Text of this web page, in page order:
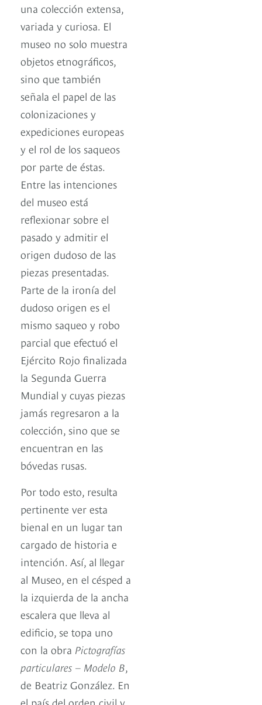
una colección extensa,
variada y curiosa. El
museo no solo muestra
objetos etnográficos,
sino que también
señala el papel de las
colonizaciones y
expediciones europeas
y el rol de los saqueos
por parte de éstas.
Entre las intenciones
del museo está
reflexionar sobre el
pasado y admitir el
origen dudoso de las
piezas presentadas.
Parte de la ironía del
dudoso origen es el
mismo saqueo y robo
parcial que efectuó el
Ejército Rojo finalizada
la Segunda Guerra
Mundial y cuyas piezas
jamás regresaron a la
colección, sino que se
encuentran en las
bóvedas rusas.
Por todo esto, resulta
pertinente ver esta
bienal en un lugar tan
cargado de historia e
intención. Así, al llegar
al Museo, en el césped a
la izquierda de la ancha
escalera que lleva al
edificio, se topa uno
con la obra Pictografías
particulares – Modelo B,
de Beatriz González. En
el país del orden civil y